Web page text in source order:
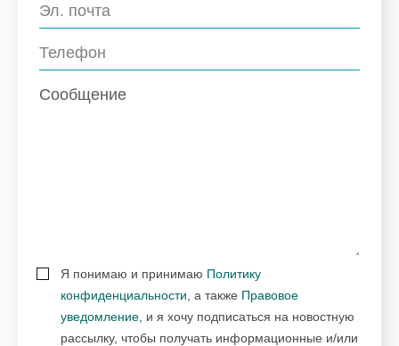
Я понимаю и принимаю Политику
конфиденциальности , а также Правовое
уведомление , и я хочу подписаться на новостную
рассылку, чтобы получать информационные и/или